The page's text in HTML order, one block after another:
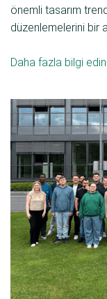
önemli tasarım
düzenlemelerini bir
Daha fazla bilgi